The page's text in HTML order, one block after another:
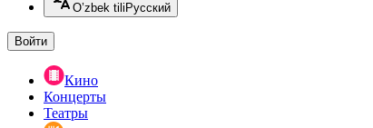
O’zbek tili Русский
Войти
Кино
Концерты
Театры